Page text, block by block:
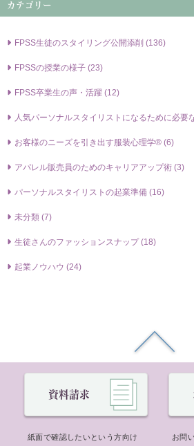
カテゴリー
FPSS⽣徒のスタイリング公開添削 (136)
FPSSの授業の様⼦ (23)
FPSS卒業⽣の声・活躍 (12)
⼈気パーソナルスタイリストになるために必要
お客様のニーズを引き出す服装⼼理学® (6)
アパレル販売員のためのキャリアアップ術 (3)
パーソナルスタイリストの起業準備 (16)
未分類 (7)
生徒さんのファッションスナップ (18)
起業ノウハウ (24)
資料請求
紙面で確認したいという方向け
お問